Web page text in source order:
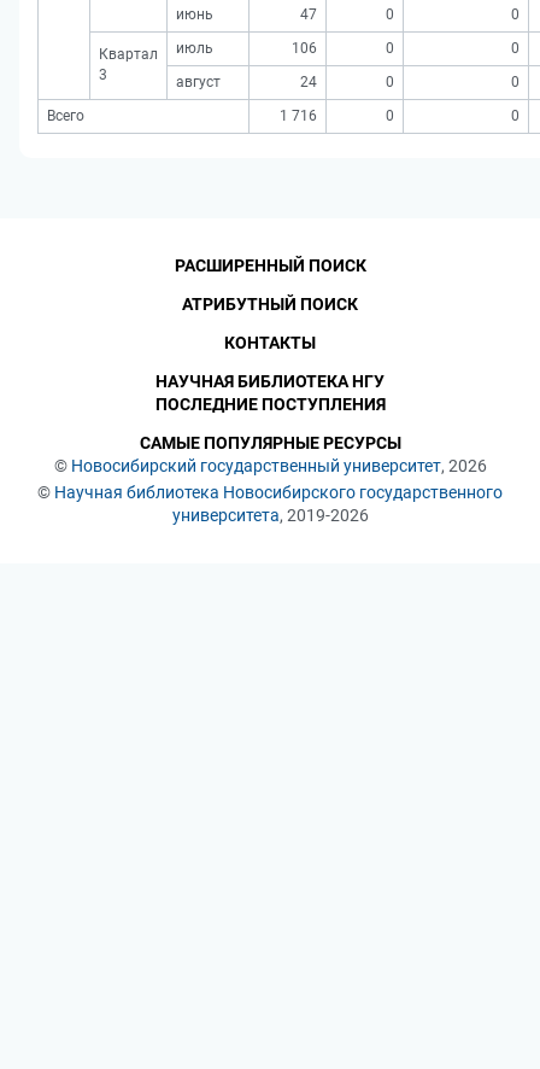
июнь
47 0 0
Квартал
3
июль 106 0
0
август
24 0
0
Всего
1 716 0 0
© Новосибирский государственный университет, 2026
© Научная библиотека Новосибирского государственного
университета, 2019-2026
РАСШИРЕННЫЙ ПОИСК
АТРИБУТНЫЙ ПОИСК
КОНТАКТЫ
НАУЧНАЯ БИБЛИОТЕКА НГУ
ПОСЛЕДНИЕ ПОСТУПЛЕНИЯ
САМЫЕ ПОПУЛЯРНЫЕ РЕСУРСЫ